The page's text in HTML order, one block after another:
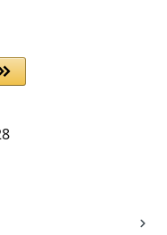
Wert ein oder benutze